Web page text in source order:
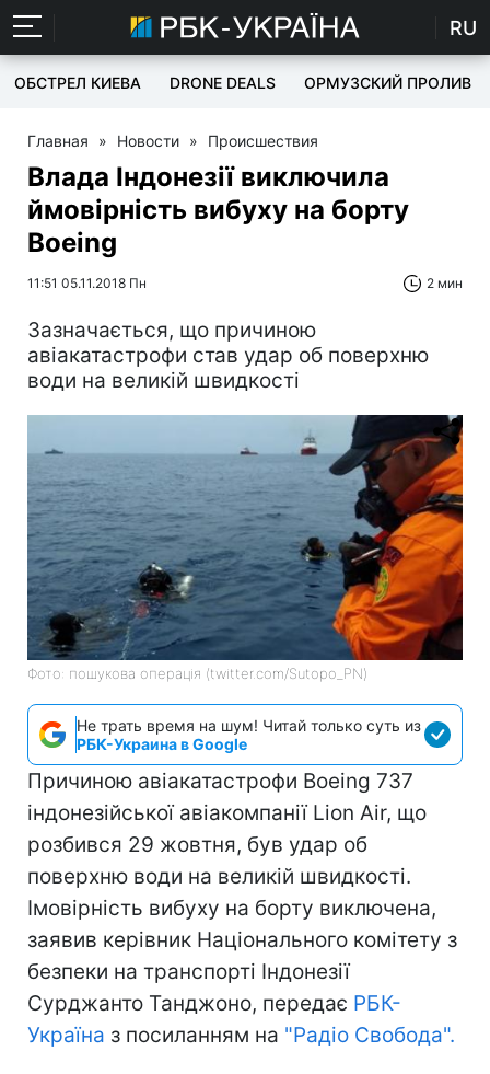
RU
ОБСТРЕЛ КИЕВА DRONE DEALS ОРМУЗСКИЙ ПРОЛИВ
Главная » Новости » Происшествия
Влада Індонезії виключила
ймовірність вибуху на борту
Boeing
11:51 05.11.2018 Пн 2 мин
Зазначається, що причиною
авіакатастрофи став удар об поверхню
води на великій швидкості
Фото: пошукова операція (twitter.com/Sutopo_PN)
Не трать время на шум! Читай только суть из
РБК-Украина в Google
Причиною авіакатастрофи Boeing 737
індонезійської авіакомпанії Lion Air, що
розбився 29 жовтня, був удар об
поверхню води на великій швидкості.
Імовірність вибуху на борту виключена,
заявив керівник Національного комітету з
безпеки на транспорті Індонезії
Сурджанто Танджоно, передає РБК-
Україна з посиланням на "Радіо Свобода".